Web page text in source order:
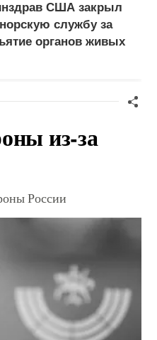
США закрыл
службу за
органов живых
из-за
России